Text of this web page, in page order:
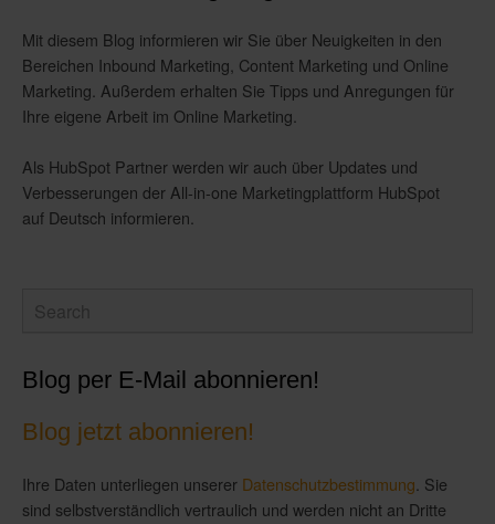
Mit diesem Blog informieren wir Sie über Neuigkeiten in den
Bereichen Inbound Marketing, Content Marketing und Online
Marketing. Außerdem erhalten Sie Tipps und Anregungen für
Ihre eigene Arbeit im Online Marketing.
Als HubSpot Partner werden wir auch über Updates und
Verbesserungen der All-in-one Marketingplattform HubSpot
auf Deutsch informieren.
Blog per E-Mail abonnieren!
Blog jetzt abonnieren!
Ihre Daten unterliegen unserer Datenschutzbestimmung. Sie
sind selbstverständlich vertraulich und werden nicht an Dritte